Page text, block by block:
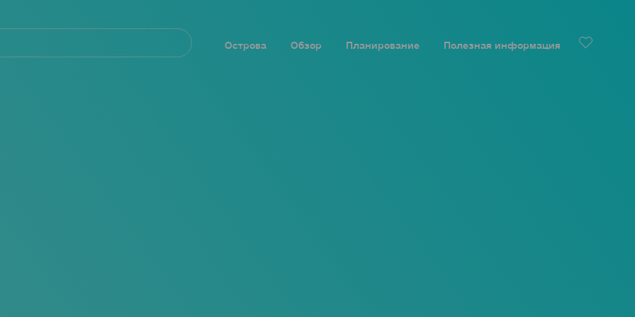
principalОстрова Обзор Планирование Полезная информация